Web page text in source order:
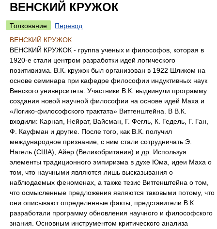
ВЕНСКИЙ КРУЖОК
Толкование
Перевод
ВЕНСКИЙ КРУЖОК
ВЕНСКИЙ КРУЖОК - группа ученых и философов, которая в
1920-е стали центром разработки идей логического
позитивизма. В.К. кружок был организован в 1922 Шликом на
основе семинара при кафедре философии индуктивных наук
Венского университета. Участники В.К. выдвинули программу
создания новой научной философии на основе идей Маха и
«Логико-философского трактата» Витгенштейна. В В.К.
входили: Карнап, Нейрат, Вайсман, Г. Фегль, К. Гедель, Г. Ган,
Ф. Кауфман и другие. После того, как В.К. получил
международное признание, с ним стали сотрудничать Э.
Нагель (США), Айер (Великобритания) и др. Используя
элементы традиционного эмпиризма в духе Юма, идеи Маха о
том, что научными являются лишь высказывания о
наблюдаемых феноменах, а также тезис Витгенштейна о том,
что осмысленные предложения являются таковыми потому, что
они описывают определенные факты, представители В.К.
разработали программу обновления научного и философского
знания. Основным инструментом критического анализа